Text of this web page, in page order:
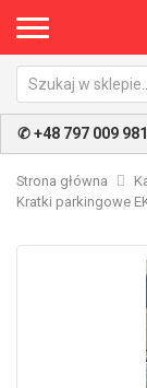
✆ +48 797 009 981
Strona główna
Kratki parkingowe